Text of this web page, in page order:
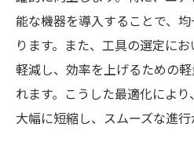
能な機器を導入することで、
ります。また、工具の選定に
軽減し、効率を上げるための
れます。こうした最適化によ
大幅に短縮し、スムーズな進行